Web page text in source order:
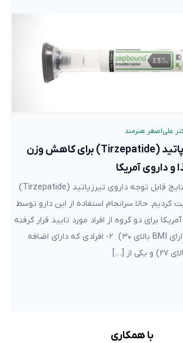
علی‌اصغر هنرمند
تایید داروی تیرزپاتید (Tirzepatide) برای کاهش وزن
داروی آمریکا
اواخر اردیبهشت از نتایج قابل توجه داروی تیرزپاتید (Tirzepatide)
حالا سرانجام استفاده از این دارو توسط
برای دو گروه از افراد مورد تایید قرار گرفته
است: ۱- افراد چاق (دارای BMI بالای ۳۰) ۲- افرادی که دارای اضافه
با همکاری